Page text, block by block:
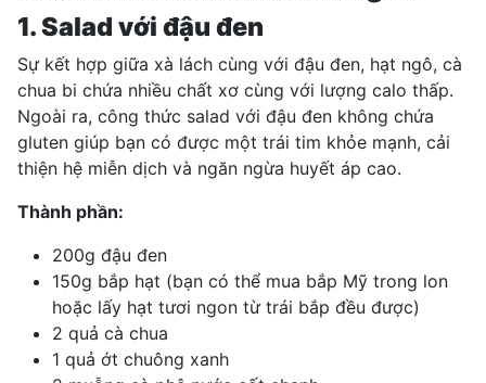
1. Salad với đậu đen
Sự kết hợp giữa xà lách cùng với đậu đen, hạt ngô, cà
chua bi chứa nhiều chất xơ cùng với lượng calo thấp.
Ngoài ra, công thức salad với đậu đen không chứa
gluten giúp bạn có được một trái tim khỏe mạnh, cải
thiện hệ miễn dịch và ngăn ngừa huyết áp cao.
Thành phần:
200g đậu đen
150g bắp hạt (bạn có thể mua bắp Mỹ trong lon
hoặc lấy hạt tươi ngon từ trái bắp đều được)
2 quả cà chua
1 quả ớt chuông xanh